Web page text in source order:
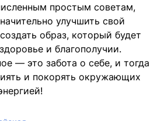
простым советам,
улучшить свой
образ, который будет
и благополучии.
— это забота о себе, и тогда
и покорять окружающих